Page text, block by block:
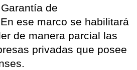
de
ese marco se habilitará
de manera parcial las
privadas que posee